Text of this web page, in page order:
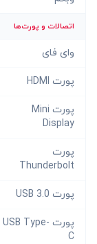
اتصالات و پورت‌ها
وای فای
پورت HDMI
پورت Mini
Display
پورت
Thunderbolt
پورت USB 3.0
پورت USB Type-
C